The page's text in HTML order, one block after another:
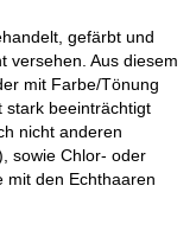
gefärbt und
versehen. Aus diesem
mit Farbe/Tönung
stark beeinträchtigt
nicht anderen
sowie Chlor- oder
mit den Echthaaren